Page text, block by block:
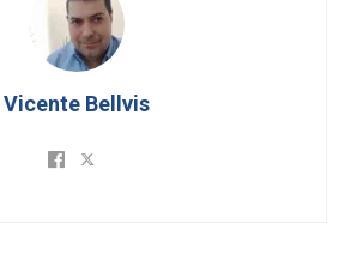
Vicente Bellvis